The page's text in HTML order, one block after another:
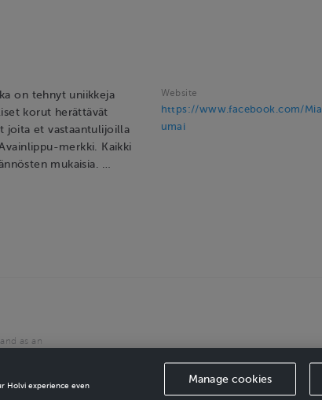
on tehnyt uniikkeja
korut herättävät
joita et vastaantulijoilla
merkki. Kaikki
mukaisia. …
Website
https://www.facebook.com/Mia
umai
as an
Holvi experience even
Manage cookies